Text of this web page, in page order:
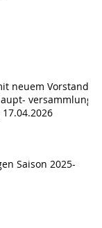
neuem Vorstand -
Saison 2025-